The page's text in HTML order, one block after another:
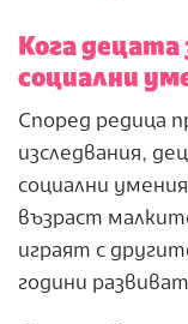
Кога децата
социални
Според редица
изследвания,
социални
възраст
играят с
години